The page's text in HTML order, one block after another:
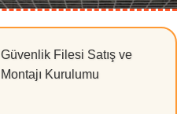
Güvenlik Filesi Satış ve
Montajı Kurulumu